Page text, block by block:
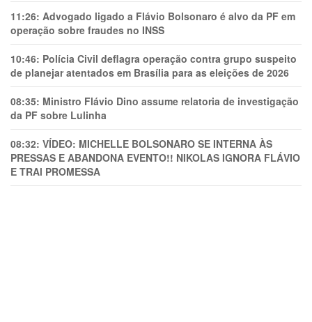
11:26: Advogado ligado a Flávio Bolsonaro é alvo da PF em
operação sobre fraudes no INSS
10:46: Polícia Civil deflagra operação contra grupo suspeito
de planejar atentados em Brasília para as eleições de 2026
08:35: Ministro Flávio Dino assume relatoria de investigação
da PF sobre Lulinha
08:32: VÍDEO: MICHELLE BOLSONARO SE INTERNA ÀS
PRESSAS E ABANDONA EVENTO!! NIKOLAS IGNORA FLÁVIO
E TRAl PROMESSA